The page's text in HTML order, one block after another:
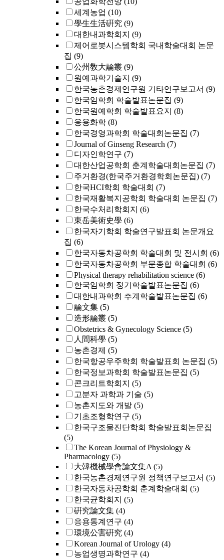
세계농업 (10)
學生生活硏究 (9)
대한내과학회지 (9)
제어로봇시스템학회 국내학술대회 논문
집 (9)
公州敎大論叢 (9)
원예과학기술지 (9)
한국농촌경제연구원 기타연구보고서 (9)
한국임학회 학술발표논문집 (9)
한국원예학회 학술발표요지 (8)
응용화학 (8)
한국경영과학회 학술대회논문집 (7)
Journal of Ginseng Research (7)
디자인학연구 (7)
대한산업공학회 춘계학술대회논문집 (7)
주거환경(한국주거환경학회논문집) (7)
한국HCI학회 학술대회 (7)
한국재활복지공학회 학술대회 논문집 (7)
한국수처리학회지 (6)
東岳美術史學 (6)
한국자기학회 학술연구발표회 논문개요
집 (6)
한국자동차공학회 학술대회 및 전시회 (6)
한국자동차공학회 부문종합 학술대회 (6)
Physical therapy rehabilitation science (6)
한국임학회 정기학술발표논문집 (6)
대한내과학회 추계학술발표논문집 (6)
論文集 (5)
造形論叢 (5)
Obstetrics & Gynecology Science (5)
人間科學 (5)
농촌경제 (5)
한국항공우주학회 학술발표회 논문집 (5)
한국정보과학회 학술발표논문집 (5)
콘크리트학회지 (5)
고분자 과학과 기술 (5)
농촌지도와 개발 (5)
기초조형학연구 (5)
한국구조물진단학회 학술발표회논문집
(5)
The Korean Journal of Physiology &
Pharmacology (5)
大韓機械學會論文集A (5)
한국농촌경제연구원 정책연구보고서 (5)
한국자동차공학회 춘계학술대회 (5)
한국균학회지 (5)
硏究論文集 (4)
응용통계연구 (4)
環境公害硏究 (4)
Korean Journal of Urology (4)
농업생명과학연구 (4)